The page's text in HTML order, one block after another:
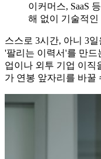
이커머스, SaaS
해 없이 기술적
스스로 3시간, 아니 3
'팔리는 이력서'를 만드
업이나 외투 기업 이직
가 연봉 앞자리를 바꿀